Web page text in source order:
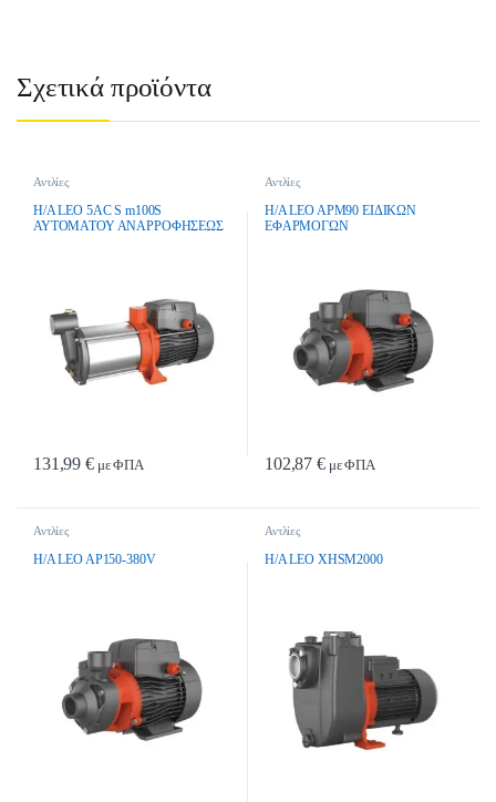
Σχετικά προϊόντα
Αντλίες
H/A LEO 5AC S m100S
ΑΥΤΟΜΑΤΟΥ ΑΝΑΡΡΟΦΗΣΕΩΣ
131,99€με ΦΠΑ
Αντλίες
H/A LEO APM90 EIΔIKΩN
EΦAPMOΓΩN
102,87€με ΦΠΑ
Αντλίες
H/A LEO AP150-380V
Αντλίες
H/A LEO XHSM2000